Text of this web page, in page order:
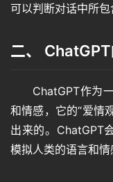
可以判断对话中所包
二、
ChatGPT作为
和情感，它的“爱情
出来的。ChatGPT
模拟人类的语言和情